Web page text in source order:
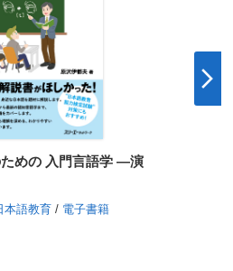
ための 入門言語学 ―演
本語教育 電子書籍